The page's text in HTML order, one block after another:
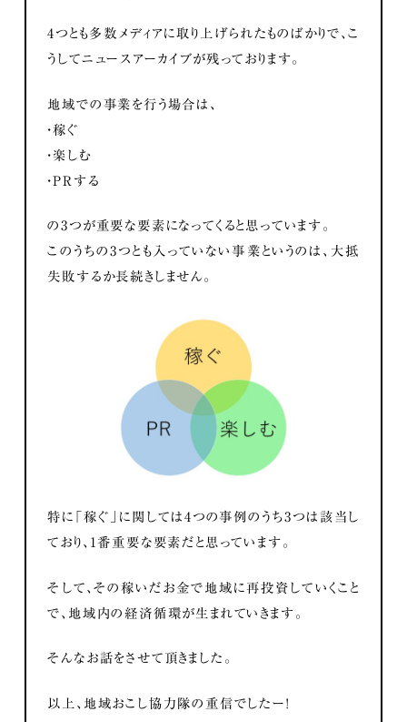
4つとも多数メディアに取り上げられたものばかりで、こ
うしてニュースアーカイブが残っております。
地域での事業を行う場合は、
・稼ぐ
・楽しむ
・PRする
の3つが重要な要素になってくると思っています。
このうちの3つとも入っていない事業というのは、大抵
失敗するか長続きしません。
特に「稼ぐ」に関しては4つの事例のうち3つは該当し
ており、1番重要な要素だと思っています。
そして、その稼いだお金で地域に再投資していくこと
で、地域内の経済循環が生まれていきます。
そんなお話をさせて頂きました。
以上、地域おこし協力隊の重信でしたー！